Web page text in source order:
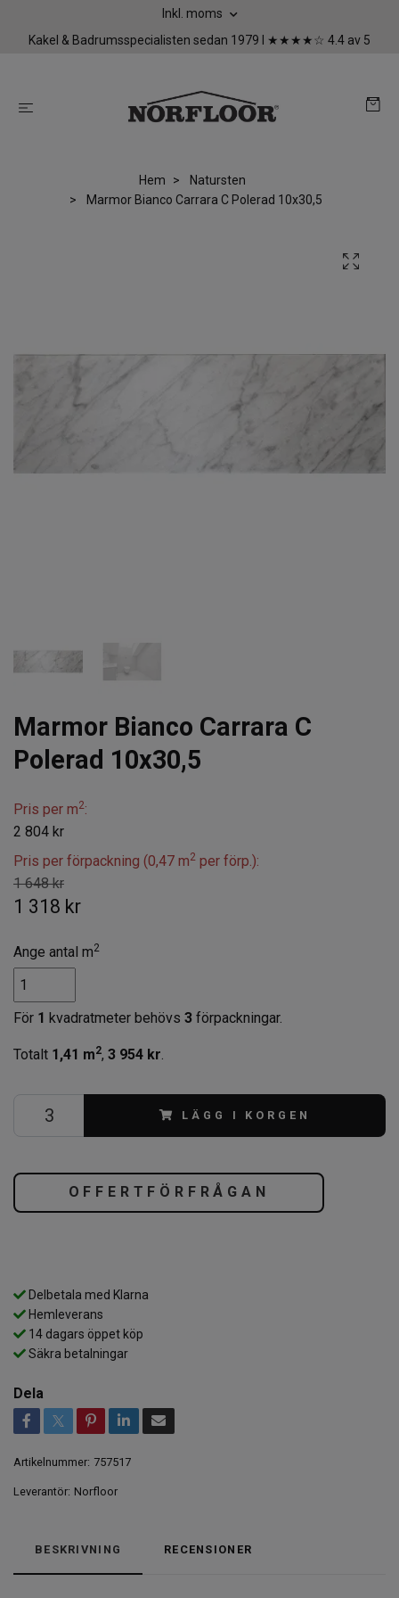
Inkl. moms
Kakel & Badrumsspecialisten sedan 1979 I ★★★★☆ 4.4 av 5
Hem
Natursten
Marmor Bianco Carrara C Polerad 10x30,5
Marmor Bianco Carrara C
Polerad 10x30,5
Pris per m2:
2 804 kr
Pris per förpackning (0,47 m2 per förp.):
1 648 kr
1 318 kr
Ange antal m2
För 1 kvadratmeter behövs 3 förpackningar.
Totalt 1,41 m2, 3 954 kr.
LÄGG I KORGEN
OFFERTFÖRFRÅGAN
Delbetala med Klarna
Hemleverans
14 dagars öppet köp
Säkra betalningar
Dela
Artikelnummer: 757517
Leverantör: Norfloor
BESKRIVNING RECENSIONER